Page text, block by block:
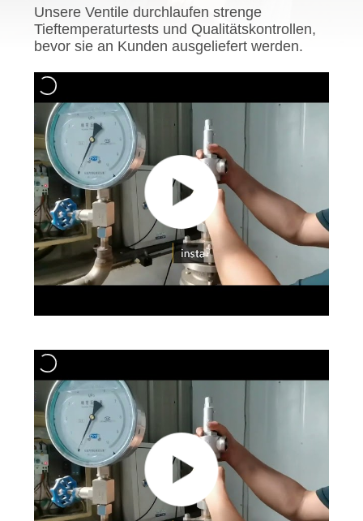
VERBINDUNG
NACHRICHTEN
FÄLLE
FORDERN
SIE EIN
ZITAT
DATENSCHUTZRICHTLINIE
Unsere Ventile durchlaufen strenge
Tieftemperaturtests und Qualitätskontrollen,
bevor sie an Kunden ausgeliefert werden.